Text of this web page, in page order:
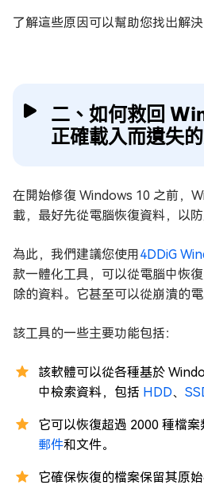
了解這些原因可以幫助您找出解決
二、如何救回
正確載入而遺失
在開始修復 Windows 10 之前，
載，最好先從電腦恢復資料，以
為此，我們建議您使用4DDiG
款一體化工具，可以從電腦中恢
除的資料。它甚至可以從崩潰的
該工具的一些主要功能包括：
該軟體可以從各種基於
中檢索資料，包括 HDD、
它可以恢復超過 2000 種檔案
郵件和文件。
它確保恢復的檔案保留其原始